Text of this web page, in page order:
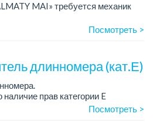
MAI» требуется механик
на руки.
Посмотреть >
длинномера (кат.Е)
прав категории E
Посмотреть >